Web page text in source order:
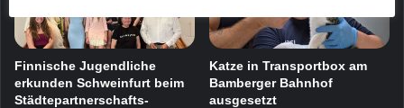
Finnische Jugendliche
erkunden Schweinfurt beim
Städtepartnerschafts-
Katze in Transportbox am
Bamberger Bahnhof
ausgesetzt